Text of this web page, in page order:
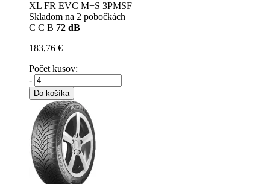
XL FR EVC M+S 3PMSF
Skladom na 2 pobočkách
C C B 72 dB
183,76 €
Počet kusov:
-
+
Do košíka